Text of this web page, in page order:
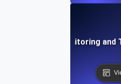
API Monitoring and